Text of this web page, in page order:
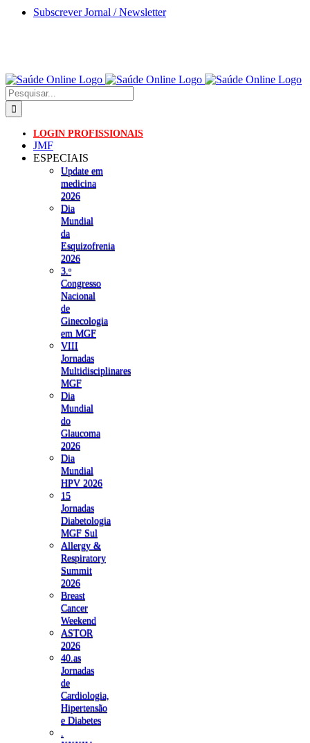
Skip
Subscrever Jornal / Newsletter
Pesquisar
LOGIN PROFISSIONAIS
JMF
ESPECIAIS
Update em
medicina
2026
Dia
Mundial
da
Esquizofrenia
2026
3.ᵒ
Congresso
Nacional
de
Ginecologia
em MGF
VIII
Jornadas
Multidisciplinares
MGF
Dia
Mundial
do
Glaucoma
2026
Dia
Mundial
HPV 2026
15
Jornadas
Diabetologia
MGF Sul
Allergy &
Respiratory
Summit
2026
Breast
Cancer
Weekend
ASTOR
2026
40.as
Jornadas
de
Cardiologia,
Hipertensão
e Diabetes